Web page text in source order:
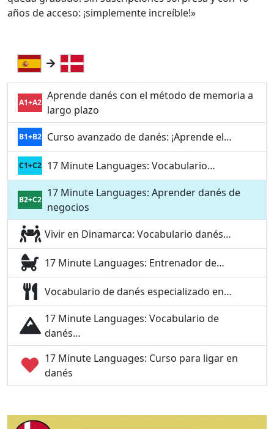
años de acceso: ¡simplemente increíble!»
A1+A2
Aprende danés con el método de memoria a
largo plazo
B1+B2 Curso avanzado de danés: ¡Aprende el…
C1+C2 17 Minute Languages: Vocabulario…
B2+C2
17 Minute Languages: Aprender danés de
negocios
Vivir en Dinamarca: Vocabulario danés…
17 Minute Languages: Entrenador de…
Vocabulario de danés especializado en…
17 Minute Languages: Vocabulario de
danés…
17 Minute Languages: Curso para ligar en
danés